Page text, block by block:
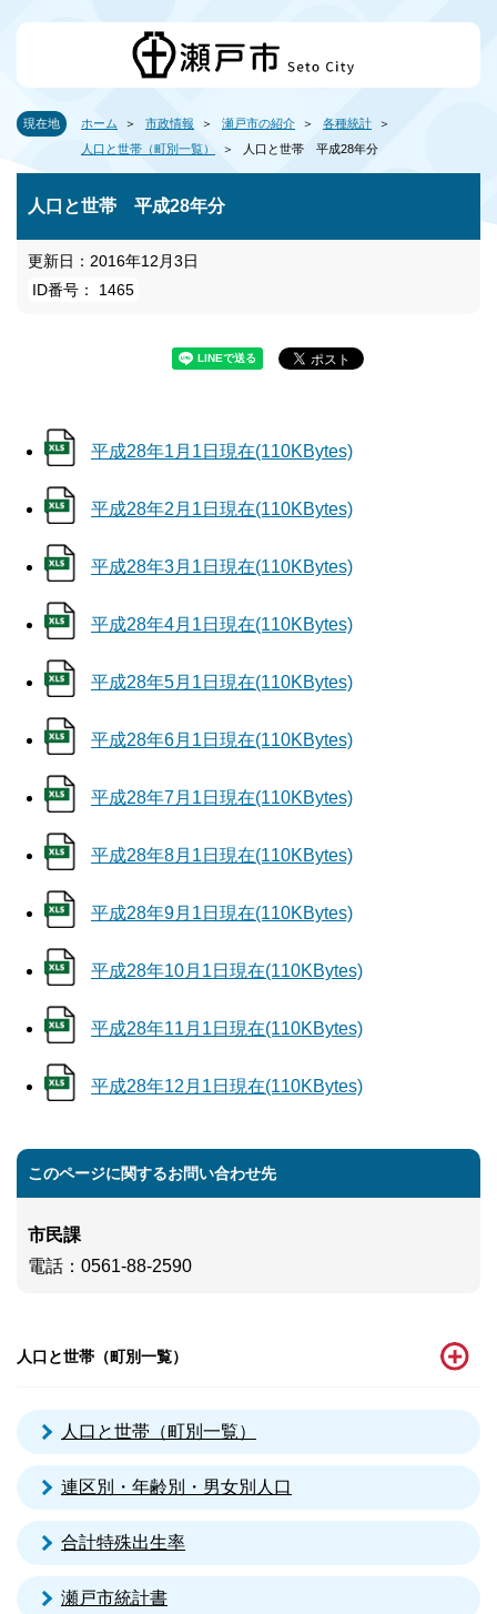
現在地 ホーム 市政情報 瀬戸市の紹介
各種統計
人口と世帯（町別一覧）
人口と世帯 平成28年分
人口と世帯 平成28年分
更新日：2016年12月3日
ID番号： 1465
平成28年1月1日現在(110KBytes)
平成28年2月1日現在(110KBytes)
平成28年3月1日現在(110KBytes)
平成28年4月1日現在(110KBytes)
平成28年5月1日現在(110KBytes)
平成28年6月1日現在(110KBytes)
平成28年7月1日現在(110KBytes)
平成28年8月1日現在(110KBytes)
平成28年9月1日現在(110KBytes)
平成28年10月1日現在(110KBytes)
平成28年11月1日現在(110KBytes)
平成28年12月1日現在(110KBytes)
このページに関するお問い合わせ先
市民課
電話 ：0561-88-2590
人口と世帯（町別一覧）
人口と世帯（町別一覧）
連区別・年齢別・男女別人口
合計特殊出生率
瀬戸市統計書